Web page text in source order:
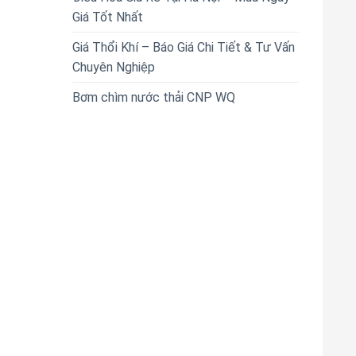
Giá Tốt Nhất
Giá Thổi Khí – Báo Giá Chi Tiết & Tư Vấn
Chuyên Nghiệp
Bơm chìm nước thải CNP WQ